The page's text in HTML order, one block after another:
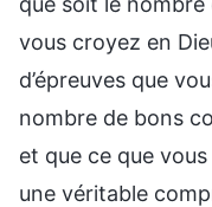
vous croyez en
d’épreuves que
nombre de bons
et que ce que
une véritable